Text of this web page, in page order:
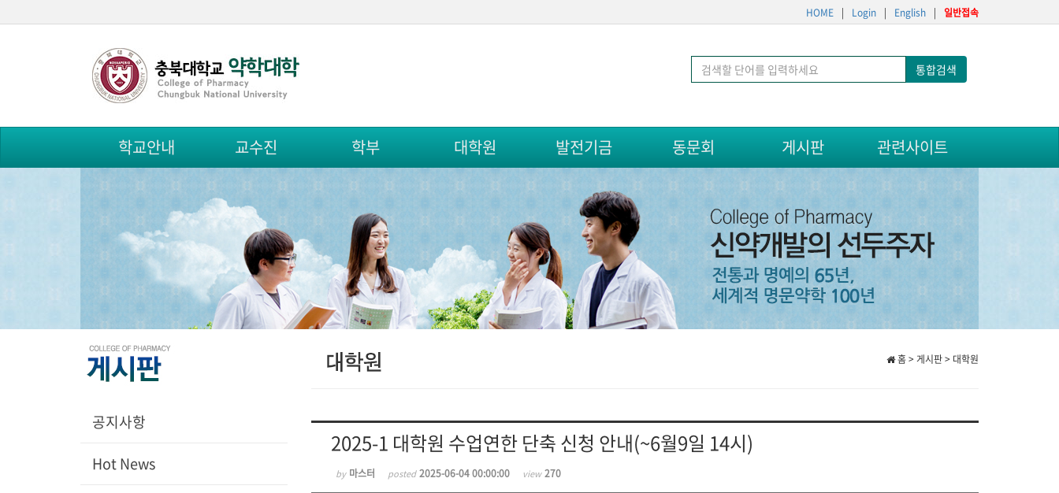
HOME | Login | English | 일반접속
통합검색
학교안내 교수진 학부 대학원 발전기금 동문회 게시판 관련사이트
공지사항
Hot News
홈 > 게시판 > 대학원
2025-1 대학원 수업연한 단축 신청 안내(~6월9일 14시)
by 마스터 posted2025-06-04 00:00:00 view270